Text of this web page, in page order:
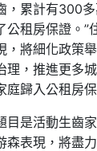
，累計有300
公租房保證。”
，將細化政策
理，推進更多
庭歸入公租房保
目是活動生齒
森表現，將盡